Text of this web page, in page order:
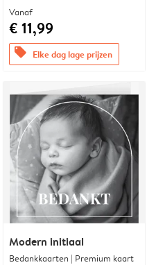
Vanaf
€ 11,99
offers Elke dag lage prijzen
Modern initiaal
Bedankkaarten | Premium kaart